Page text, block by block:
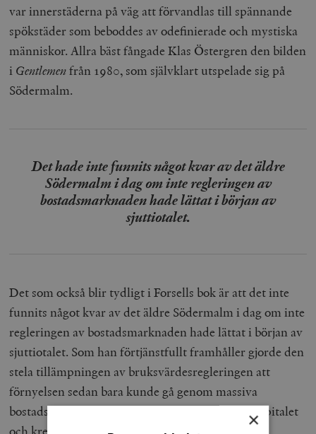
var innerstäderna på väg att förvandlas till spännande
spökstäder som beboddes av odefinierade och mystiska
människor. Allra bäst fångade Klas Östergren den bilden
i Gentlemenfrån 1980, som självklart utspelade sig på
Södermalm.
Det hade inte funnits något kvar av det äldre
Södermalm i dag om inte regleringen av
bostadsmarknaden hade lättat i början av
sjuttiotalet.
Det som också blir tydligt i Forsells bok är att det inte
funnits något kvar av det äldre Södermalm i dag om inte
regleringen av bostadsmarknaden hade lättat i början av
sjuttiotalet. Som han förtjänstfullt framhåller gjorde den
stela tillämpningen av bruksvärdesregleringen att
förnyelsen sedan bara kunde gå genom massiva
bostadsrättsomvandlingar, som frigjorde både kapitalet
och kreativiteten hos de boende själva.
×